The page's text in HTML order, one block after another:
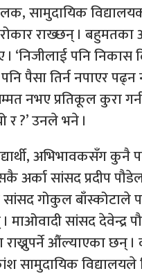
सामुदायिक
राख्छन् ।
पनि निकास
पैसा तिर्न नपाएर
नभए प्रतिकूल कुरा
र ?’ उनले भने ।
अभिभावकसँग
अर्का सांसद प्रदीप
गोकुल बाँस्कोटाले
माओवादी सांसद देवेन्द्र
औंल्याएका छन् ।
सामुदायिक विद्यालयले